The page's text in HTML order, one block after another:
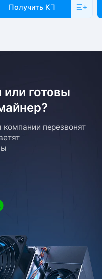
Получить КП
готовы
перезвонят